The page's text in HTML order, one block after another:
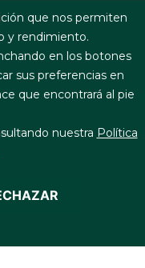
que nos permiten
y rendimiento.
en los botones
sus preferencias en
que encontrará al pie
nuestra Política